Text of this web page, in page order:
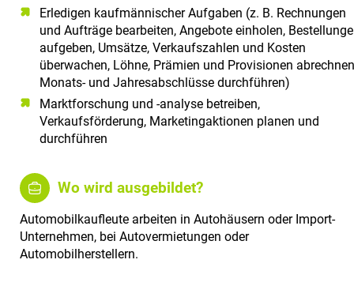
Erledigen kaufmännischer Aufgaben (z. B. Rechnungen
und Aufträge bearbeiten, Angebote einholen,
aufgeben, Umsätze, Verkaufszahlen und Kosten
überwachen, Löhne, Prämien und Provisionen
Monats- und Jahresabschlüsse durchführen)
Marktforschung und -analyse betreiben,
Verkaufsförderung, Marketingaktionen planen und
durchführen
Wo wird ausgebildet?
Automobilkaufleute arbeiten in Autohäusern oder Import-
Unternehmen, bei Autovermietungen oder
Automobilherstellern.